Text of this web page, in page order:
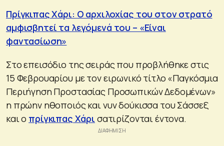
Πρίγκιπας Χάρι: Ο αρχιλοχίας του στον στρατό
αμφισβητεί τα λεγόμενά του – «Είναι
φαντασίωση»
Στο επεισόδιο της σειράς που προβλήθηκε στις
15 Φεβρουαρίου με τον ειρωνικό τίτλο «Παγκόσμια
Περιήγηση Προστασίας Προσωπικών Δεδομένων»
η πρώην ηθοποιός και νυν δούκισσα του Σάσσεξ
και ο πρίγκιπας Χάρι σατιρίζονται έντονα.